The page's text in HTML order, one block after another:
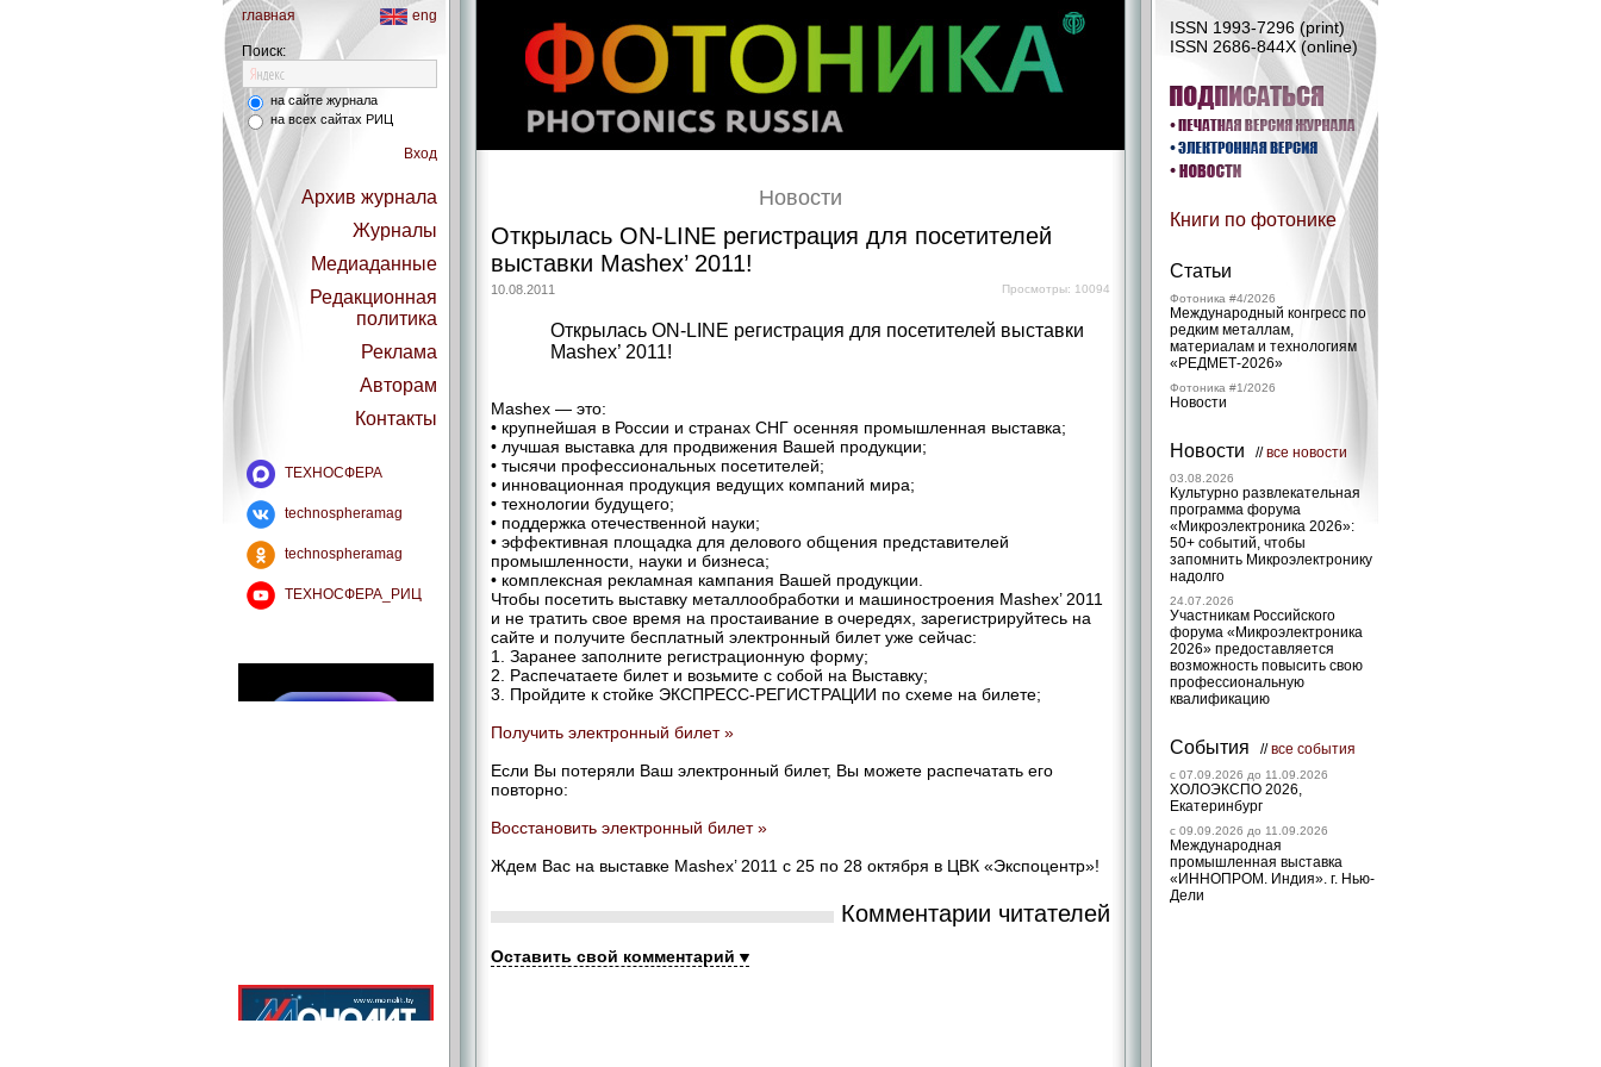
главная eng
Поиск:
на сайте журнала
на всех сайтах РИЦ
Вход
Архив журнала
Журналы
Медиаданные
Редакционная
политика
Реклама
Авторам
Контакты
ТЕХНОСФЕРА
technospheramag
technospheramag
ТЕХНОСФЕРА_РИЦ
ISSN 1993-7296 (print)
ISSN 2686-844X (online)
Книги по фотонике
Статьи
Фотоника #4/2026
Международный конгресс по
редким металлам,
материалам и технологиям
«РЕДМЕТ‑2026»
Фотоника #1/2026
Новости
Новости //все новости
03.08.2026
Культурно развлекательная
программа форума
«Микроэлектроника 2026»:
50+ событий, чтобы
запомнить Микроэлектронику
надолго
24.07.2026
Участникам Российского
форума «Микроэлектроника
2026» предоставляется
возможность повысить свою
профессиональную
квалификацию
События //все события
c 07.09.2026 до 11.09.2026
ХОЛОЭКСПО 2026,
Екатеринбург
c 09.09.2026 до 11.09.2026
Международная
промышленная выставка
«ИННОПРОМ. Индия». г. Нью-
Дели
Новости
Открылась ON-LINE регистрация для посетителей
выставки Mashex’ 2011!
Просмотры: 10094
10.08.2011
Открылась ON-LINE регистрация для посетителей выставки
Mashex’ 2011!
Mashex — это:
• крупнейшая в России и странах СНГ осенняя промышленная выставка;
• лучшая выставка для продвижения Вашей продукции;
• тысячи профессиональных посетителей;
• инновационная продукция ведущих компаний мира;
• технологии будущего;
• поддержка отечественной науки;
• эффективная площадка для делового общения представителей
промышленности, науки и бизнеса;
• комплексная рекламная кампания Вашей продукции.
Чтобы посетить выставку металлообработки и машиностроения Mashex’ 2011
и не тратить свое время на простаивание в очередях, зарегистрируйтесь на
сайте и получите бесплатный электронный билет уже сейчас:
1. Заранее заполните регистрационную форму;
2. Распечатаете билет и возьмите с собой на Выставку;
3. Пройдите к стойке ЭКСПРЕСС-РЕГИСТРАЦИИ по схеме на билете;
Получить электронный билет »
Если Вы потеряли Ваш электронный билет, Вы можете распечатать его
повторно:
Восстановить электронный билет »
Ждем Вас на выставке Mashex’ 2011 c 25 по 28 октября в ЦВК «Экспоцентр»!
Комментарии читателей
Оставить свой комментарий